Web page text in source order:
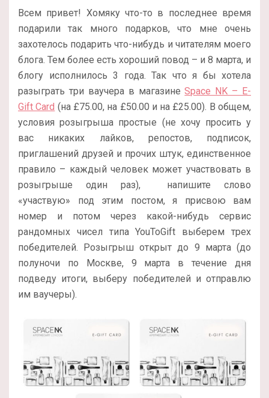
Всем привет! Хомяку что-то в последнее время
подарили так много подарков, что мне очень
захотелось подарить что-нибудь и читателям моего
блога. Тем более есть хороший повод – и 8 марта, и
блогу исполнилось 3 года. Так что я бы хотела
разыграть три ваучера в магазинеSpace NK – E-
Gift Card (на £75.00, на £50.00 и на £25.00). В общем,
условия розыгрыша простые (не хочу просить у
вас никаких лайков, репостов, подписок,
приглашений друзей и прочих штук, единственное
правило – каждый человек может участвовать в
розыгрыше один раз), напишите слово
«участвую» под этим постом, я присвою вам
номер и потом через какой-нибудь сервис
рандомных чисел типа YouToGift выберем трех
победителей. Розыгрыш открыт до 9 марта (до
полуночи по Москве, 9 марта в течение дня
подведу итоги, выберу победителей и отправлю
им ваучеры).